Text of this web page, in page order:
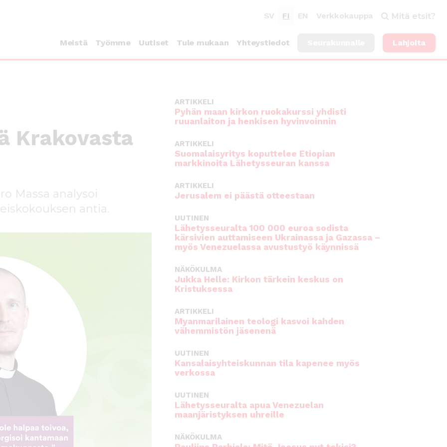
SV FI EN Verkkokauppa Mitä etsit?
Meistä Työmme Uutiset Tule mukaan Yhteystiedot Lahjoita
Krakovasta
Massa analysoi
antia.
ARTIKKELI
Pyhän maan kirkon ruokakurssi yhdisti
ruuanlaiton ja henkisen hyvinvoinnin
ARTIKKELI
Suomalaisyritys koputtelee Etiopian
markkinoita Lähetysseuran kanssa
ARTIKKELI
Jerusalem ei päästä otteestaan
UUTINEN
Lähetysseuralta 100 000 euroa sodista
kärsivien auttamiseen Ukrainassa ja Gazassa –
myös Venezuelassa avustustyö käynnissä
NÄKÖKULMA
Jukka Helle: Kirkon tärkein keskus on
Kristuksessa
ARTIKKELI
Myanmarilainen teologi kasvoi kahden
vähemmistön jäsenenä
UUTINEN
Kansalaisyhteiskunnan tila kapenee myös
verkossa
UUTINEN
Lähetysseuralta apua Venezuelan
maanjäristyksen uhreille
NÄKÖKULMA